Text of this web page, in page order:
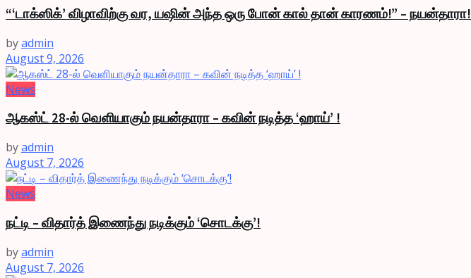
“‘டாக்ஸிக்’ விழாவிற்கு வர, யஷின் அந்த ஒரு போன் கால் தான் காரணம்!” – நயன்தாரா!
byadmin
August 9, 2026
News
ஆகஸ்ட் 28-ல் வெளியாகும் நயன்தாரா – கவின் நடித்த ‘ஹாய்’ !
byadmin
August 7, 2026
News
நட்டி – விதார்த் இணைந்து நடிக்கும் ‘சொடக்கு’!
byadmin
August 7, 2026